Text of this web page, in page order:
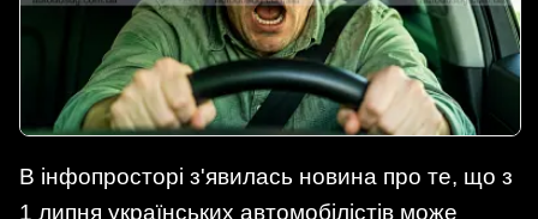
В інфопросторі з'явилась новина про те, що з
1 липня українських автомобілістів може